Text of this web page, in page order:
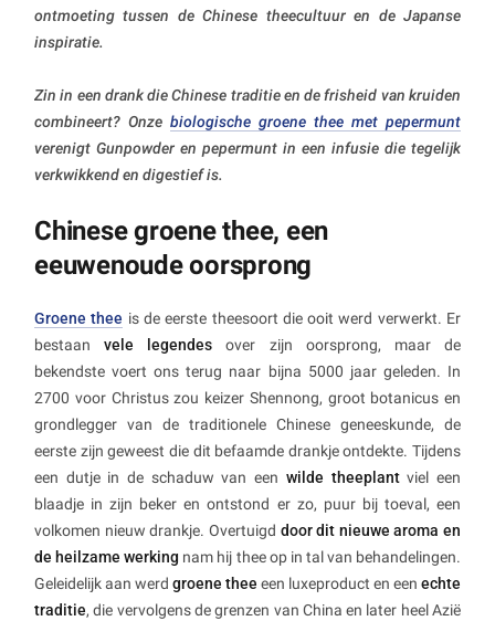
ontmoeting tussen de Chinese theecultuur en de Japanse
inspiratie.
Zin in een drank die Chinese traditie en de frisheid van kruiden
combineert? Onze biologische groene thee met pepermunt
verenigt Gunpowder en pepermunt in een infusie die tegelijk
verkwikkend en digestief is.
Chinese groene thee, een
eeuwenoude oorsprong
Groene thee is de eerste theesoort die ooit werd verwerkt. Er
bestaanvele legendes over zijn oorsprong, maar de
bekendste voert ons terug naar bijna 5000 jaar geleden. In
2700 voor Christus zou keizer Shennong, groot botanicus en
grondlegger van de traditionele Chinese geneeskunde, de
eerste zijn geweest die dit befaamde drankje ontdekte. Tijdens
een dutje in de schaduw van een wilde theeplantviel een
blaadje in zijn beker en ontstond er zo, puur bij toeval, een
volkomen nieuw drankje. Overtuigd door dit nieuwe aroma en
de heilzame werking nam hij thee op in tal van behandelingen.
Geleidelijk aan werd groene thee een luxeproduct en een echte
traditie, die vervolgens de grenzen van China en later heel Azië